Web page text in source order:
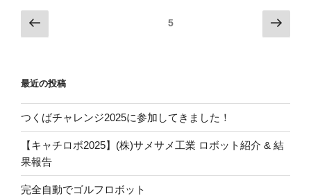
お
知
の
投
稿
ビ
ー
シ
ョ
ン
前
の
ジ
ページ5
次
の
最近の投稿
つくばチャレンジ2025に参加してきました！
【キャチロボ2025】(株)サメサメ工業 ロボット紹介 & 結
果報告
完全自動でゴルフロボット